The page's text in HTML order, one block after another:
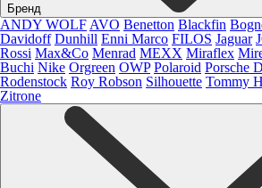
Бренд
ANDY WOLF AVO Benetton Blackfin
Davidoff Dunhill Enni Marco FILOS Jaguar
Rossi Max&Co Menrad MEXX Miraflex
Buchi Nike Orgreen OWP Polaroid Porsche
Rodenstock Roy Robson Silhouette Tommy
Zitrone